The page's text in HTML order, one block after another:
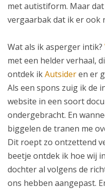
met autistiform. Maar
vergaarbak dat ik er ook
Wat als ik asperger intik?
met een helder verhaal,
ontdek ikAutsideren er
Als een spons zuig ik de
website in een soort
ondergebracht. En
biggelen de tranen me
Dit roept zo ontzettend
beetje ontdek ik hoe wij
dochter al volgens de
ons hebben aangepast.